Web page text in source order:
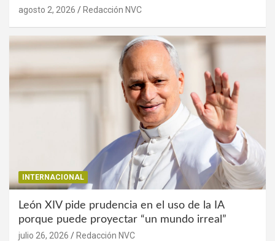
agosto 2, 2026 Redacción NVC
INTERNACIONAL
León XIV pide prudencia en el uso de la IA
porque puede proyectar “un mundo irreal”
julio 26, 2026 Redacción NVC